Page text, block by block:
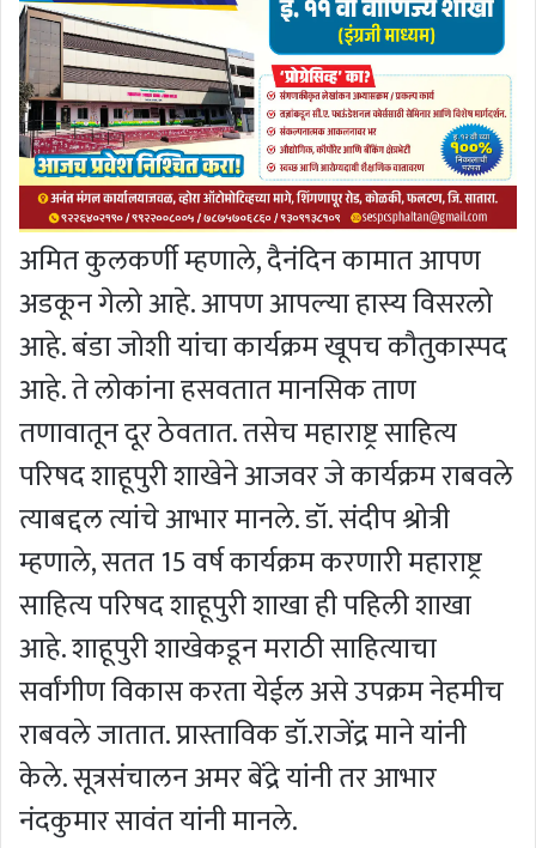
अमित कुलकर्णी म्हणाले, दैनंदिन कामात आपण
अडकून गेलो आहे. आपण आपल्या हास्य विसरलो
आहे. बंडा जोशी यांचा कार्यक्रम खूपच कौतुकास्पद
आहे. ते लोकांना हसवतात मानसिक ताण
तणावातून दूर ठेवतात. तसेच महाराष्ट्र साहित्य
परिषद शाहूपुरी शाखेने आजवर जे कार्यक्रम राबवले
त्याबद्दल त्यांचे आभार मानले. डॉ. संदीप श्रोत्री
म्हणाले, सतत 15 वर्ष कार्यक्रम करणारी महाराष्ट्र
साहित्य परिषद शाहूपुरी शाखा ही पहिली शाखा
आहे. शाहूपुरी शाखेकडून मराठी साहित्याचा
सर्वांगीण विकास करता येईल असे उपक्रम नेहमीच
राबवले जातात. प्रास्ताविक डॉ.राजेंद्र माने यांनी
केले. सूत्रसंचालन अमर बेंद्रे यांनी तर आभार
नंदकुमार सावंत यांनी मानले.